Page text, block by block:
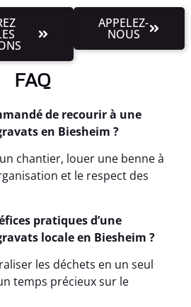
APPELEZ-
NOUS
FAQ
de recourir à une
en Biesheim ?
chantier, louer une benne à
et le respect des
pratiques d’une
locale en Biesheim ?
les déchets en un seul
temps précieux sur le